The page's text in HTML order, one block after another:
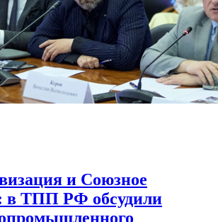
и Союзное
в ТПП РФ обсудили